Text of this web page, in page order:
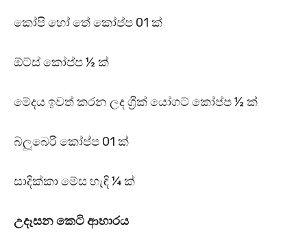
කෝපි හෝ තේ කෝප්ප 01 ක්
ඕට්ස් කෝප්ප ½ ක්
මේදය ඉවත් කරන ලද ග්‍රීක් යෝගට් කෝප්ප ½ ක්
බ්ලූබෙරි කෝප්ප 01 ක්
සාදික්කා මේස හැඳි ¼ ක්
උදෑසන කෙටි ආහාරය